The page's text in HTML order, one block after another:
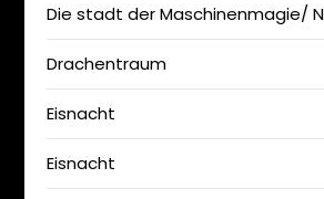
Die stadt der Maschinenmagie/
Drachentraum
Eisnacht
Eisnacht